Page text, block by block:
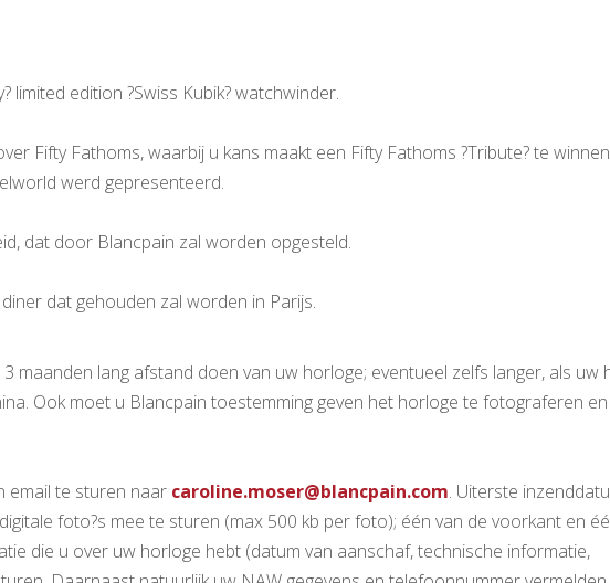
limited edition ?Swiss Kubik? watchwinder.
Fifty Fathoms, waarbij u kans maakt een Fifty Fathoms ?Tribute? te
werd gepresenteerd.
dat door Blancpain zal worden opgesteld.
dat gehouden zal worden in Parijs.
maanden lang afstand doen van uw horloge; eventueel zelfs langer, als uw
Ook moet u Blancpain toestemming geven het horloge te fotograferen
email te sturen naar caroline.moser@blancpain.com. Uiterste
foto?s mee te sturen (max 500 kb per foto); één van de voorkant en
die u over uw horloge hebt (datum van aanschaf, technische informatie,